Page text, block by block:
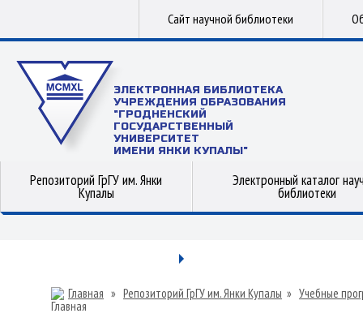
Сайт научной библиотеки
ЭЛЕКТРОННАЯ БИБЛИОТЕКА
УЧРЕЖДЕНИЯ ОБРАЗОВАНИЯ
"ГРОДНЕНСКИЙ
ГОСУДАРСТВЕННЫЙ
УНИВЕРСИТЕТ
ИМЕНИ ЯНКИ КУПАЛЫ"
Репозиторий ГрГУ им. Янки
Купалы
Электронный каталог
библиотеки
Главная » Репозиторий ГрГУ им. Янки Купалы » Учебные